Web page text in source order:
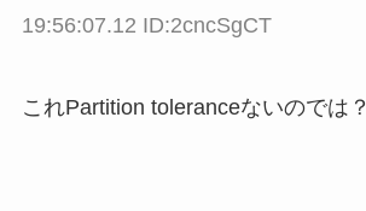
19:56:07.12 ID:2cncSgCT
これPartition toleranceないのでは？